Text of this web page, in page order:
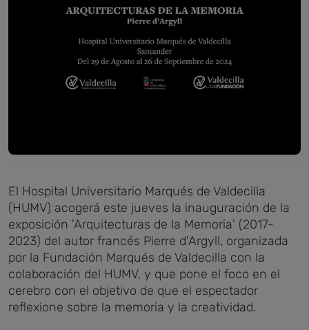
El Hospital Universitario Marqués de Valdecilla
(HUMV) acogerá este jueves la inauguración de la
exposición 'Arquitecturas de la Memoria' (2017-
2023) del autor francés Pierre d'Argyll, organizada
por la Fundación Marqués de Valdecilla con la
colaboración del HUMV, y que pone el foco en el
cerebro con el objetivo de que el espectador
reflexione sobre la memoria y la creatividad.